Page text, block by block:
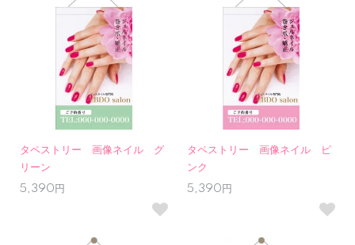
タペストリー 画像ネイル グ
リーン
5,390円
タペストリー 画像ネイル ピ
ンク
5,390円